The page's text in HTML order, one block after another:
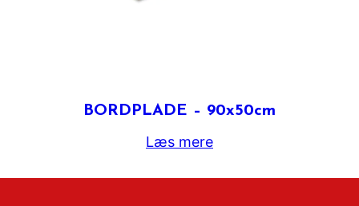
BORDPLADE – 90x50cm
Læs mere